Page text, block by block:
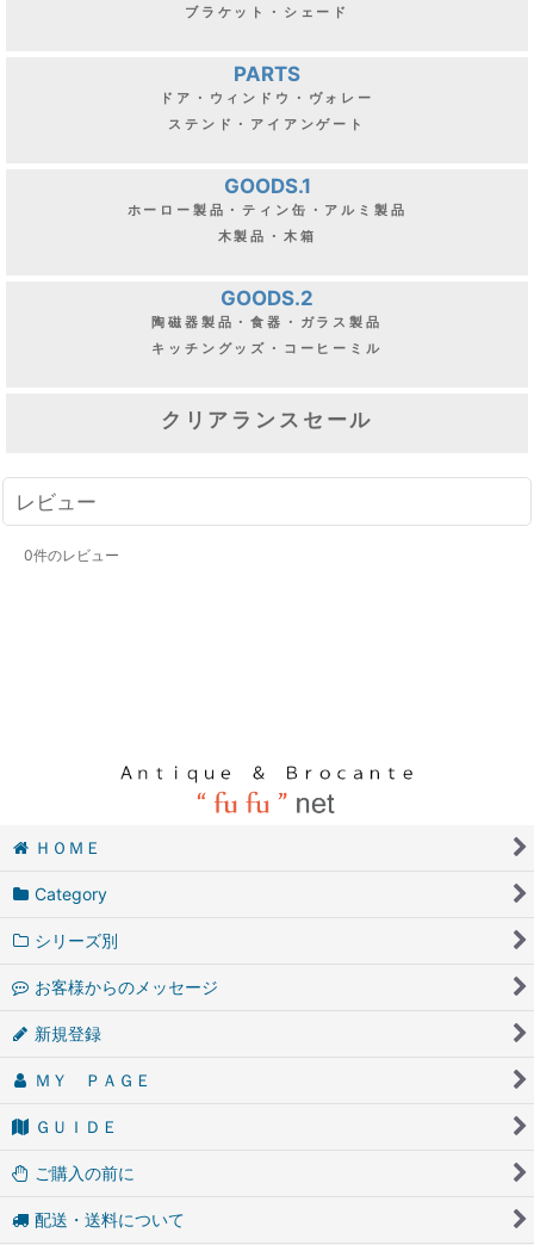
ブラケット・シェード
PARTS
ドア・ウィンドウ・ヴォレー
ステンド・アイアンゲート
GOODS.1
ホーロー製品・ティン缶・アルミ製品
木製品・木箱
GOODS.2
陶磁器製品・食器・ガラス製品
キッチングッズ・コーヒーミル
クリアランスセール
レビュー
0件のレビュー
ＨＯＭＥ
Category
シリーズ別
お客様からのメッセージ
新規登録
ＭＹ ＰＡＧＥ
ＧＵＩＤＥ
ご購入の前に
配送・送料について